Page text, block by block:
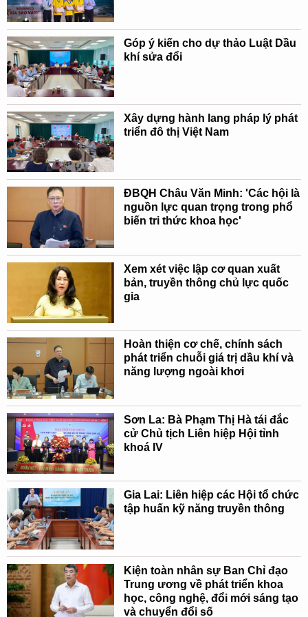
Góp ý kiến cho dự thảo Luật Dầu
khí sửa đổi
Xây dựng hành lang pháp lý phát
triển đô thị Việt Nam
ĐBQH Châu Văn Minh: 'Các hội là
nguồn lực quan trọng trong phổ
biến tri thức khoa học'
Xem xét việc lập cơ quan xuất
bản, truyền thông chủ lực quốc
gia
Hoàn thiện cơ chế, chính sách
phát triển chuỗi giá trị dầu khí và
năng lượng ngoài khơi
Sơn La: Bà Phạm Thị Hà tái đắc
cử Chủ tịch Liên hiệp Hội tỉnh
khoá IV
Gia Lai: Liên hiệp các Hội tổ chức
tập huấn kỹ năng truyền thông
Kiện toàn nhân sự Ban Chỉ đạo
Trung ương về phát triển khoa
học, công nghệ, đổi mới sáng tạo
và chuyển đổi số